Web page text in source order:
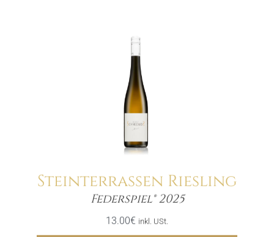
Steinterrassen Riesling
Federspiel® 2025
13.00€ inkl. USt.
Menge